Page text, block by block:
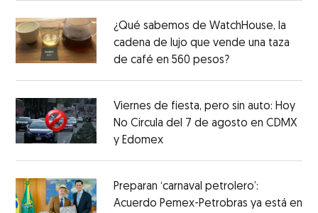
¿Qué sabemos de WatchHouse, la
cadena de lujo que vende una taza
de café en 560 pesos?
Viernes de fiesta, pero sin auto: Hoy
No Circula del 7 de agosto en CDMX
y Edomex
Preparan ‘carnaval petrolero’:
Acuerdo Pemex-Petrobras ya está en